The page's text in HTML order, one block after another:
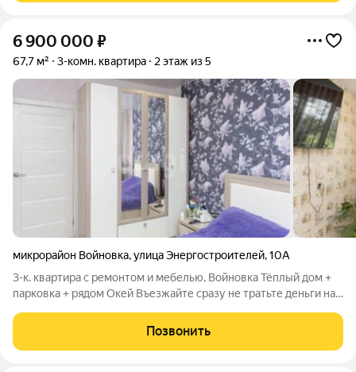
6 900 000 ₽
67,7 м² 3-комн. квартира 2 этаж из 5
микрорайон Войновка,улица Энергостроителей,10А
3-к. квартира с ремонтом и мебелью, Войновка Тёплый дом +
парковка + рядом Окей Въезжайте сразу не тратьте деньги на
квартира в районе Войновка. Всё уже готово для комфортной
Позвонить